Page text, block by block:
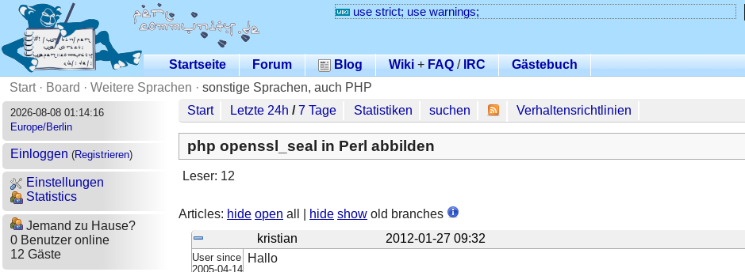
use strict; use warnings;
Startseite Forum Blog Wiki+ FAQ /IRC
Gästebuch
Start· Board · Weitere Sprachen · sonstige Sprachen, auch PHP
2026-08-08 01:14:16
Europe/Berlin
Einloggen (Registrieren)
Einstellungen
Statistics
Jemand zu Hause?
0 Benutzer online
12 Gäste
Start Letzte 24h /7 Tage Statistiken suchen Verhaltensrichtlinien
php openssl_seal in Perl abbilden
Leser: 12
Articles: hide open all | hide show old branches
kristian
2012-01-27 09:32
User since
2005-04-14
Hallo